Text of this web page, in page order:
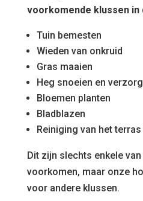
voorkomende klussen in
Tuin bemesten
Wieden van onkruid
Gras maaien
Heg snoeien en
Bloemen planten
Bladblazen
Reiniging van het terras
Dit zijn slechts enkele
voorkomen, maar onze
voor andere klussen.